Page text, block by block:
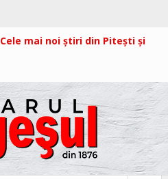
Cele mai noi știri din Pitești și